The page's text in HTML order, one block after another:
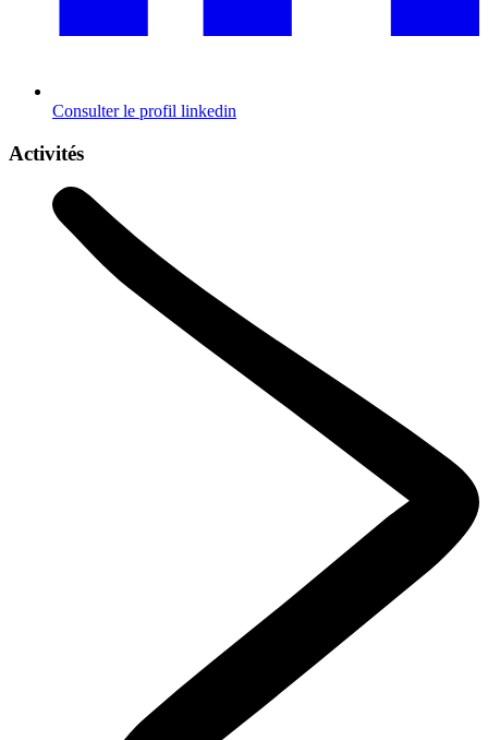
Consulter le profil linkedin
Activités